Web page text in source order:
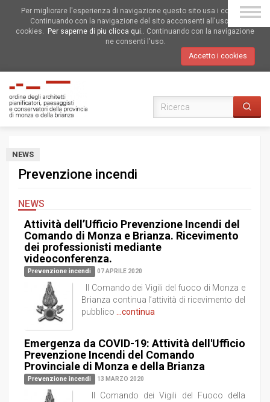
Per migliorare l'esperienza di navigazione questo sito usa i cookies.
Continuando con la navigazione del sito acconsenti all'uso dei
cookies.
Per saperne di piu clicca qui.. Continuando con la navigazione
ne consenti l'uso.
Accetto i cookies
NEWS
Prevenzione incendi
NEWS
Attività dell’Ufficio Prevenzione Incendi del
Comando di Monza e Brianza. Ricevimento
dei professionisti mediante
videoconferenza.
Prevenzione incendi 07 APRILE 2020
Il Comando dei Vigili del fuoco di Monza e
Brianza continua l’attività di ricevimento del
pubblico
...continua
Emergenza da COVID-19: Attività dell'Ufficio
Prevenzione Incendi del Comando
Provinciale di Monza e della Brianza
Prevenzione incendi 13 MARZO 2020
Il Comando dei Vigili del Fuoco della